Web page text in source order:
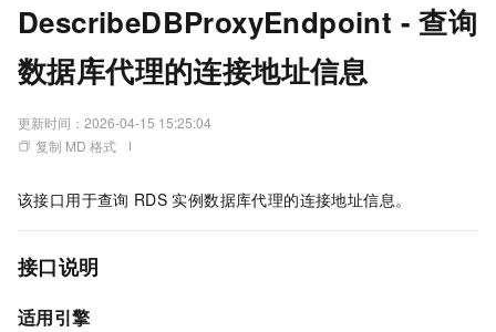
DescribeDBProxyEndpoint - 查询
数据库代理的连接地址信息
更新时间： 2026-04-15 15:25:04
复制 MD 格式
该接口用于查询 RDS 实例数据库代理的连接地址信息。
接口说明
适用引擎